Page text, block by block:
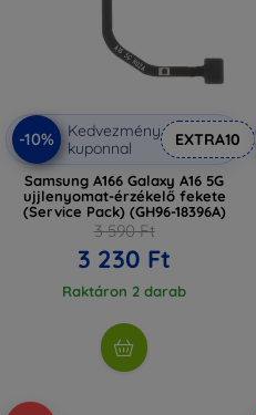
-10%
Kedvezmény
kuponnal
EXTRA10
Samsung A166 Galaxy A16 5G
ujjlenyomat-érzékelő fekete
(Service Pack) (GH96-18396A)
3 590 Ft
3 230 Ft
Raktáron 2 darab